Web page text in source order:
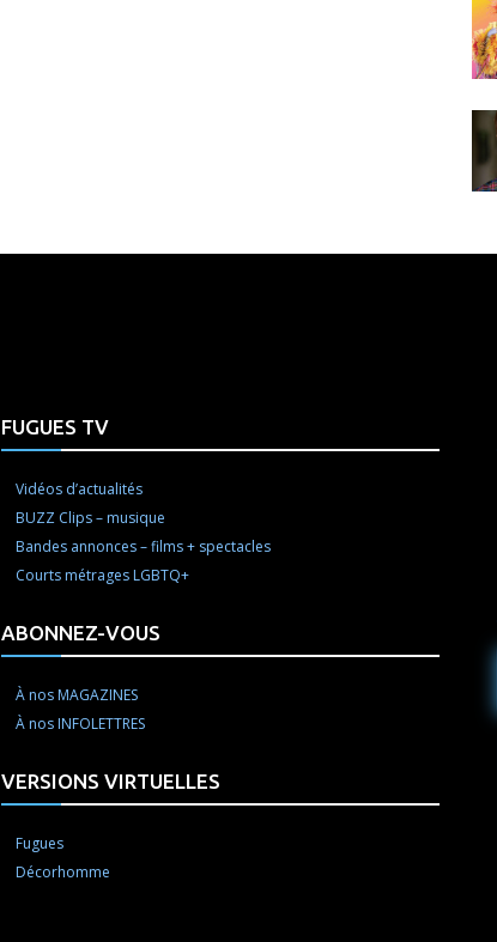
FUGUES TV
Vidéos d’actualités
BUZZ Clips – musique
Bandes annonces – films + spectacles
Courts métrages LGBTQ+
ABONNEZ-VOUS
À nos MAGAZINES
À nos INFOLETTRES
VERSIONS VIRTUELLES
Fugues
Décorhomme